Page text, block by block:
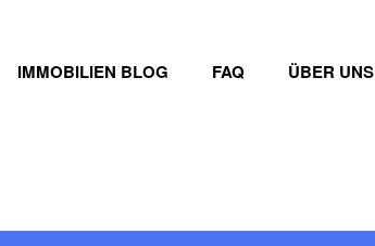
IMMOBILIEN BLOG FAQ ÜBER UNS